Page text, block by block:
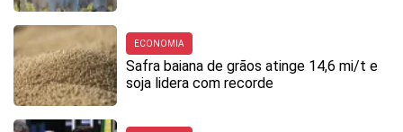
ECONOMIA
Safra baiana de grãos atinge 14,6 mi/t e
soja lidera com recorde